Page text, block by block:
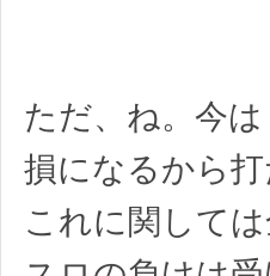
ただ、ね。今
損になるから
これに関して